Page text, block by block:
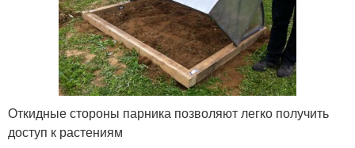
Откидные стороны парника позволяют легко получить
доступ к растениям